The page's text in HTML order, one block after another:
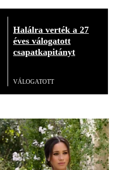
Halálra verték a 27
éves válogatott
csapatkapitányt
VÁLOGATOTT